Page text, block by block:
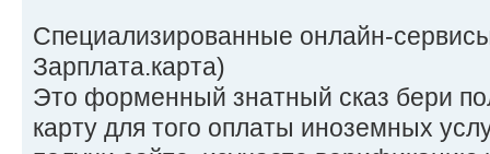
Специализированные онлайн-
Зарплата.карта)
Это форменный знатный сказ бери
карту для того оплаты иноземных